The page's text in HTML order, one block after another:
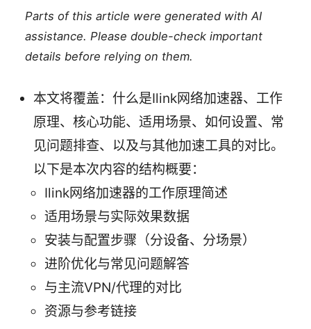
Parts of this article were generated with AI
assistance. Please double-check important
details before relying on them.
本文将覆盖：什么是Ilink网络加速器、工作
原理、核心功能、适用场景、如何设置、常
见问题排查、以及与其他加速工具的对比。
以下是本次内容的结构概要：
Ilink网络加速器的工作原理简述
适用场景与实际效果数据
安装与配置步骤（分设备、分场景）
进阶优化与常见问题解答
与主流VPN/代理的对比
资源与参考链接